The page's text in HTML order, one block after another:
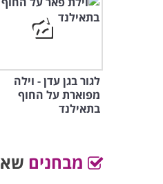
לגור בגן עדן - וילה
מפוארת על החוף
בתאילנד
מבחנים